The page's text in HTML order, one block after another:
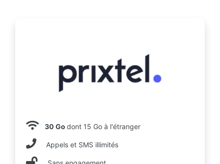
30 Go dont 15 Go à l'étranger
Appels et SMS illimités